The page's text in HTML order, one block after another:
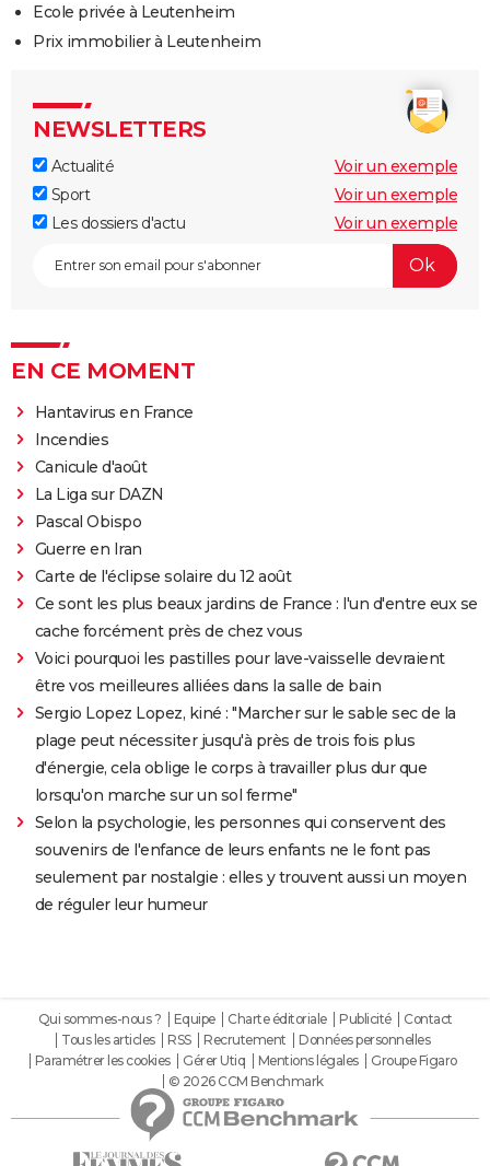
Ecole privée à Leutenheim
Prix immobilier à Leutenheim
NEWSLETTERS
Actualité
Voir un exemple
Sport
Voir un exemple
Les dossiers d'actu
Voir un exemple
EN CE MOMENT
Hantavirus en France
Incendies
Canicule d'août
La Liga sur DAZN
Pascal Obispo
Guerre en Iran
Carte de l'éclipse solaire du 12 août
Ce sont les plus beaux jardins de France : l'un d'entre eux se
cache forcément près de chez vous
Voici pourquoi les pastilles pour lave-vaisselle devraient
être vos meilleures alliées dans la salle de bain
Sergio Lopez Lopez, kiné : "Marcher sur le sable sec de la
plage peut nécessiter jusqu'à près de trois fois plus
d'énergie, cela oblige le corps à travailler plus dur que
lorsqu'on marche sur un sol ferme"
Selon la psychologie, les personnes qui conservent des
souvenirs de l'enfance de leurs enfants ne le font pas
seulement par nostalgie : elles y trouvent aussi un moyen
de réguler leur humeur
Qui sommes-nous ? Equipe Charte éditoriale Publicité
Contact
Tous les articles
RSS Recrutement
Données personnelles
Paramétrer les cookies
Gérer Utiq Mentions légales
Groupe Figaro
© 2026 CCM Benchmark